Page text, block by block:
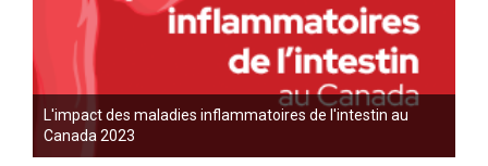
L'impact des maladies inflammatoires de l'intestin au
Canada 2023